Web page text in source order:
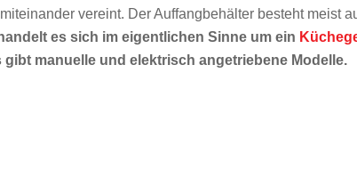
vereint. Der Auffangbehälter besteht meist
es sich im eigentlichen Sinne um ein
manuelle und elektrisch angetriebene Modelle.